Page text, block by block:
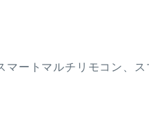
マートマルチリモコン、